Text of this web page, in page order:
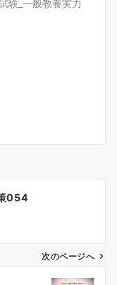
験_一般教養実力
054
次のページへ